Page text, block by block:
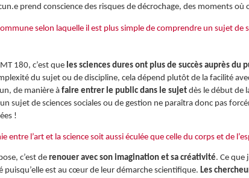
prend conscience des risques de décrochage, des moments
selon laquelle il est plus simple de comprendre un sujet de
180, c’est que les sciences dures ont plus de succès auprès du
du sujet ou de discipline, cela dépend plutôt de la facilité
de manière à faire entrer le public dans le sujetdès le début de
sujet de sciences sociales ou de gestion ne paraîtra donc pas
!
entre l’art et la science soit aussi éculée que celle du corps et de
c’est derenouer avec son imagination et sa créativité. Ce que
puisqu’elle est au cœur de leur démarche scientifique.Les